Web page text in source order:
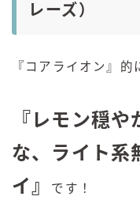
レーズ）
『コアライオン』
『レモン穏
な、ライト系
イ』
です！